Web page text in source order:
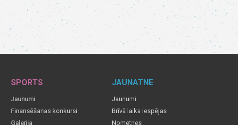
SPORTS
Jaunumi
Finansēšanas konkursi
Galerija
JAUNATNE
Jaunumi
Brīvā laika iespējas
Nometnes